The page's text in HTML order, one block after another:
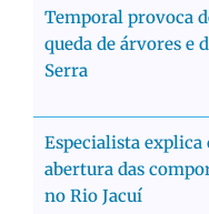
Temporal provoca
queda de árvores e
Serra
Especialista
abertura das
no Rio Jacuí